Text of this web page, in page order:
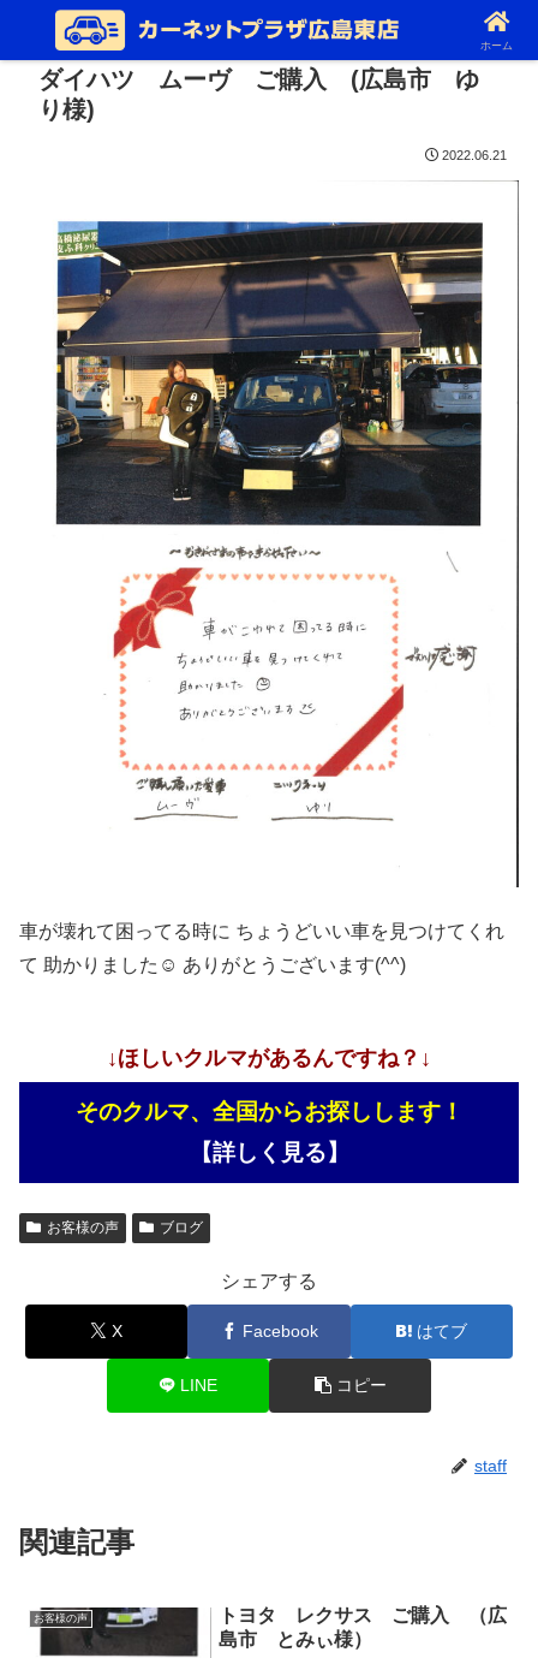
ダイハツ ムーヴ ご購入 (広島市 ゆ
り様)
2022.06.21
車が壊れて困ってる時に ちょうどいい車を見つけてくれ
て 助かりました☺ ありがとうございます(^^)
↓ほしいクルマがあるんですね？↓
そのクルマ、全国からお探しします！
【詳しく見る】
お客様の声 ブログ
シェアする
X Facebook はてブ
LINE コピー
staff
関連記事
お客様の声
トヨタ レクサス ご購入 （広
島市 とみぃ様）
ホーム